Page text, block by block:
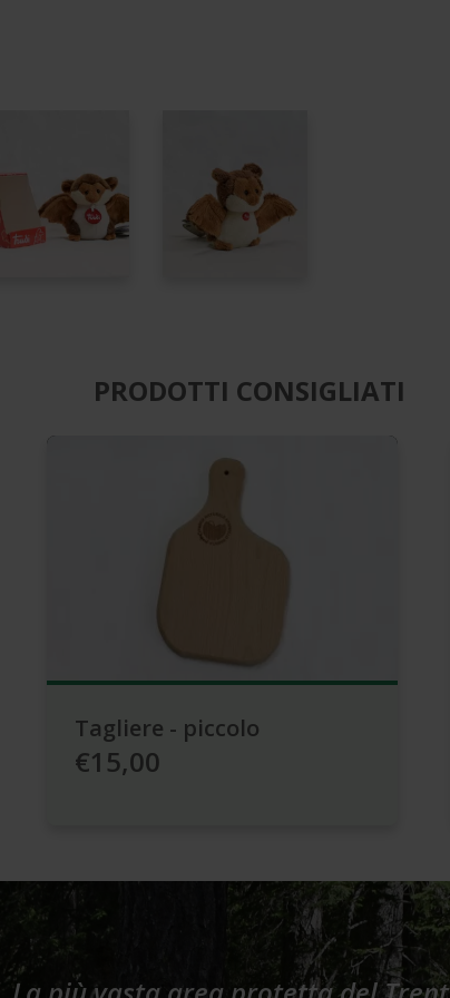
PRODOTTI CONSIGLIATI
Tagliere - piccolo
€15,00